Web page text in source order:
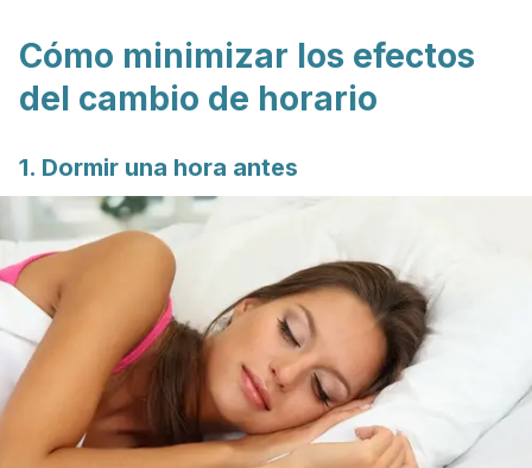
Cómo minimizar los efectos
del cambio de horario
1. Dormir una hora antes